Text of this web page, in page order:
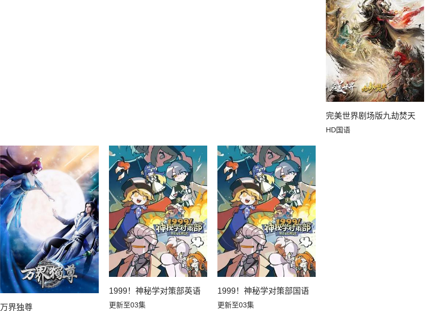
完美世界剧场版九劫焚天
HD国语
万界独尊
1999！神秘学对策部英语
更新至03集
1999！神秘学对策部国语
更新至03集